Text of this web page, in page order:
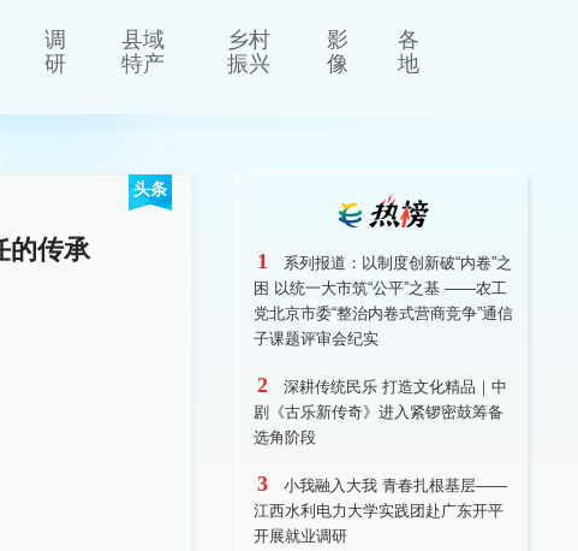
调
研
县域
特产
乡村
振兴
影
像
各
地
头条
的传承 1
系列报道：以制度创新破“内卷”之
困 以统一大市筑“公平”之基 ——农工
党北京市委“整治内卷式营商竞争”通信
子课题评审会纪实
2
深耕传统民乐 打造文化精品｜中
剧《古乐新传奇》进入紧锣密鼓筹备
选角阶段
3
小我融入大我 青春扎根基层——
江西水利电力大学实践团赴广东开平
开展就业调研